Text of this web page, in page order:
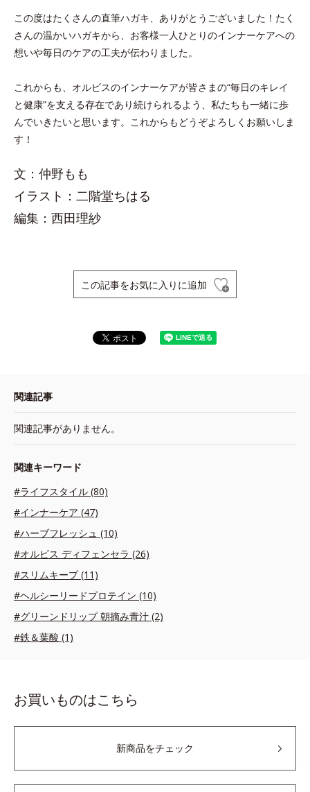
この度はたくさんの直筆ハガキ、ありがとうございました！たく
さんの温かいハガキから、お客様一人ひとりのインナーケアへの
想いや毎日のケアの工夫が伝わりました。
これからも、オルビスのインナーケアが皆さまの“毎日のキレイ
と健康”を支える存在であり続けられるよう、私たちも一緒に歩
んでいきたいと思います。これからもどうぞよろしくお願いしま
す！
文：仲野もも
イラスト：二階堂ちはる
編集：西田理紗
この記事をお気に入りに追加
関連記事
関連記事がありません。
関連キーワード
#ライフスタイル (80)
#インナーケア (47)
#ハーブフレッシュ (10)
#オルビス ディフェンセラ (26)
#スリムキープ (11)
#ヘルシーリードプロテイン (10)
#グリーンドリップ 朝摘み青汁 (2)
#鉄＆葉酸 (1)
お買いものはこちら
新商品をチェック